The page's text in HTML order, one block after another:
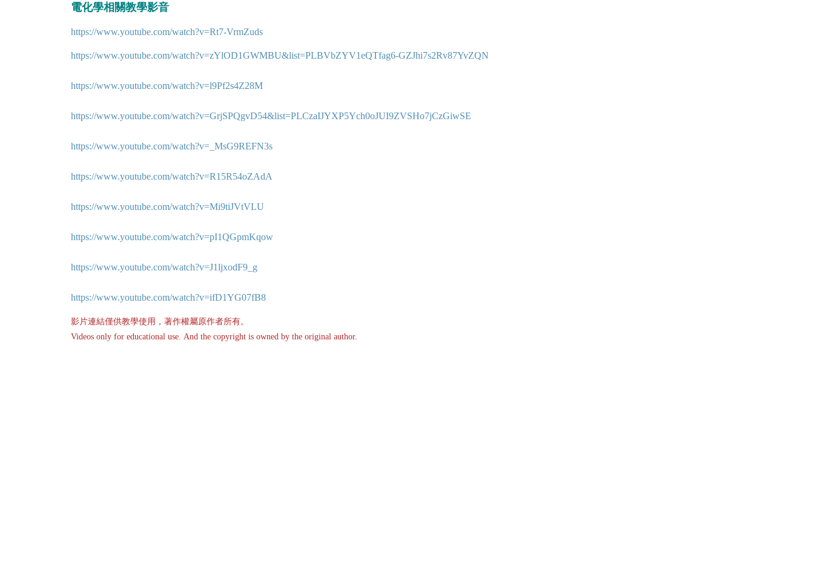
電化學相關教學影音
https://www.youtube.com/watch?v=Rt7-VrmZuds
https://www.youtube.com/watch?v=zYlOD1GWMBU&list=PLBVbZYV1eQTfag6-GZJhi7s2Rv87YvZQN
https://www.youtube.com/watch?v=l9Pf2s4Z28M
https://www.youtube.com/watch?v=GrjSPQgvD54&list=PLCzaIJYXP5Ych0oJUI9ZVSHo7jCzGiwSE
https://www.youtube.com/watch?v=_MsG9REFN3s
https://www.youtube.com/watch?v=R15R54oZAdA
https://www.youtube.com/watch?v=Mi9tiJVtVLU
https://www.youtube.com/watch?v=pI1QGpmKqow
https://www.youtube.com/watch?v=J1ljxodF9_g
https://www.youtube.com/watch?v=ifD1YG07fB8
影片連結僅供教學使用，著作權屬原作者所有。
Videos only for educational use. And the copyright is owned by the original author.